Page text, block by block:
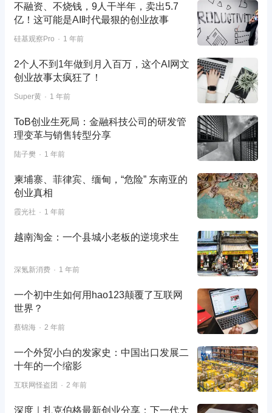
不融资、不烧钱，9人干半年，卖出5.7
亿！这可能是AI时代最狠的创业故事
硅基观察Pro 1 年前
2个人不到1年做到月入百万，这个AI网文
创业故事太疯狂了！
Super黄 1 年前
ToB创业生死局：金融科技公司的研发管
理变革与销售转型分享
陆子樊 1 年前
柬埔寨、菲律宾、缅甸，“危险” 东南亚的
创业真相
霞光社 1 年前
越南淘金：一个县城小老板的逆境求生
深氪新消费 1 年前
一个初中生如何用hao123颠覆了互联网
世界？
蔡锦海 2 年前
一个外贸小白的发家史：中国出口发展二
十年的一个缩影
互联网怪盗团 2 年前
深度｜扎克伯格最新创业分享：下一代大